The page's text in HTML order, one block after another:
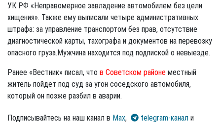
УК РФ «Неправомерное завладение автомобилем без цели
хищения». Также ему выписали четыре административных
штрафа: за управление транспортом без прав, отсутствие
диагностической карты, тахографа и документов на перевозку
опасного груза.Мужчина находится под подпиской о невыезде.
Ранее «Вестник» писал, что в Советском районе местный
житель пойдет под суд за угон соседского автомобиля,
который он позже разбил в аварии.
Подписывайтесь на наш канал в Max, telegram-канал и